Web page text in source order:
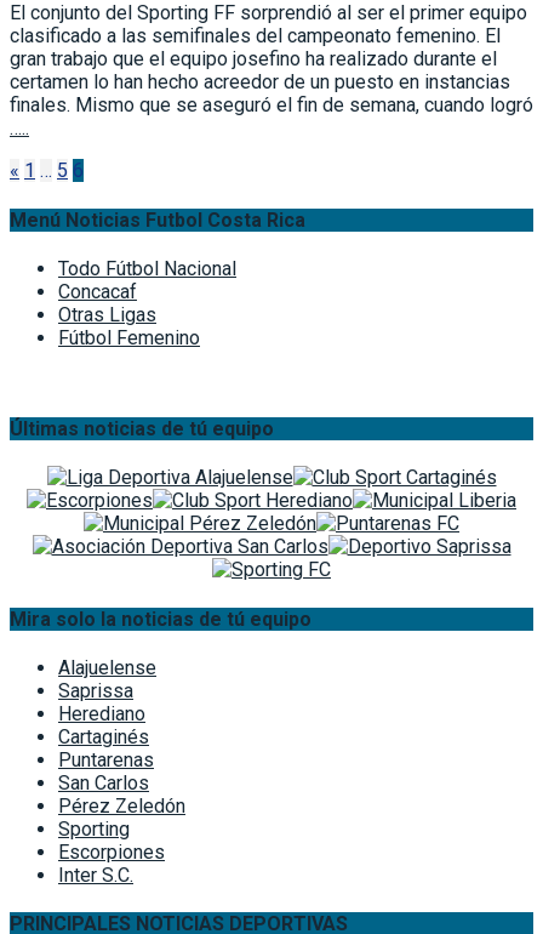
El conjunto del Sporting FF sorprendió al ser el primer equipo
clasificado a las semifinales del campeonato femenino. El
gran trabajo que el equipo josefino ha realizado durante el
certamen lo han hecho acreedor de un puesto en instancias
finales. Mismo que se aseguró el fin de semana, cuando logró
…..
Paginación
de
entradas
« 1 … 5 6
Menú Noticias Futbol Costa Rica
Todo Fútbol Nacional
Concacaf
Otras Ligas
Fútbol Femenino
Últimas noticias de tú equipo
Mira solo la noticias de tú equipo
Alajuelense
Saprissa
Herediano
Cartaginés
Puntarenas
San Carlos
Pérez Zeledón
Sporting
Escorpiones
Inter S.C.
PRINCIPALES NOTICIAS DEPORTIVAS